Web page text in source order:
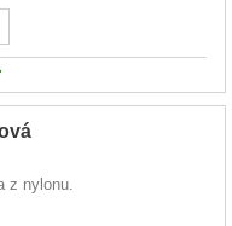
z nylonu.